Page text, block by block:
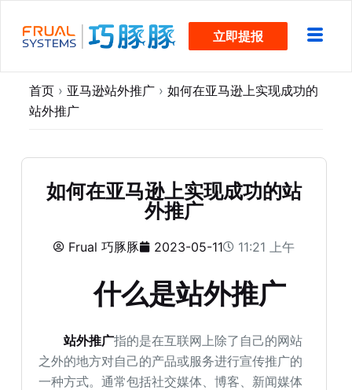
过
立即提报
首页 › 亚马逊站外推广 › 如何在亚马逊上实现成功的
站外推广
如何在亚马逊上实现成功的站
外推广
Frual 巧豚豚 2023-05-11 11:21 上午
什么是站外推广
站外推广指的是在互联网上除了自己的网站
之外的地方对自己的产品或服务进行宣传推广的
一种方式。通常包括社交媒体、博客、新闻媒体